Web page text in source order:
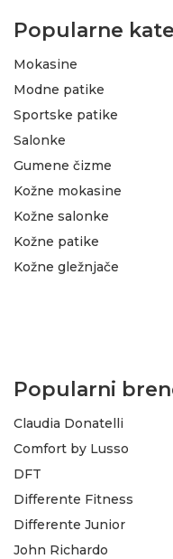
Popularne
Mokasine
Modne patike
Sportske patike
Salonke
Gumene čizme
Kožne mokasine
Kožne salonke
Kožne patike
Kožne gležnjače
Popularni
Claudia Donatelli
Comfort by Lusso
DFT
Differente Fitness
Differente Junior
John Richardo